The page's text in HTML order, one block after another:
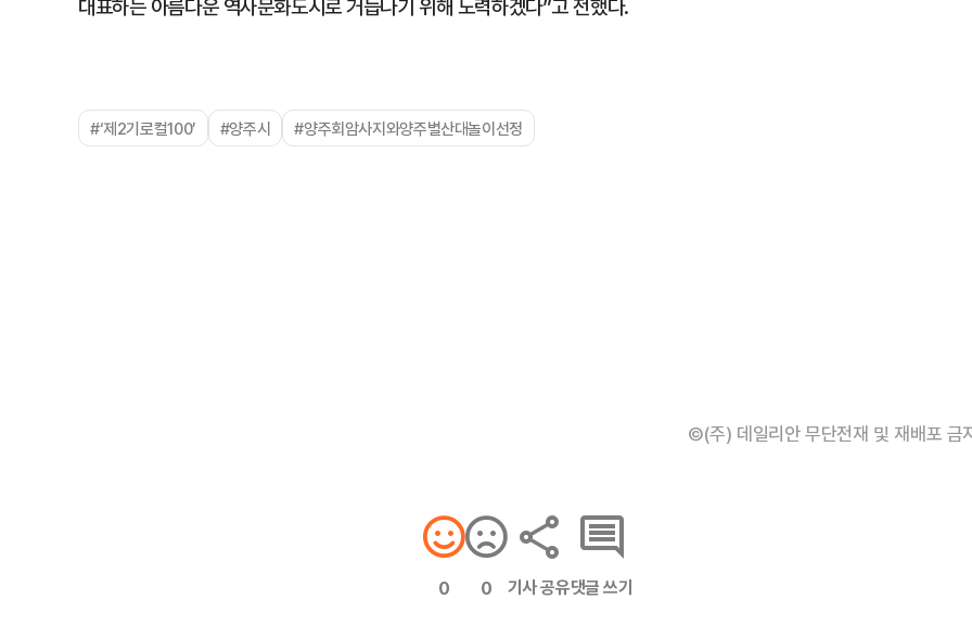
대표하는 아름다운 역사문화도시로 거듭나기 위해 노력하겠다”고 전했다.
#‘제2기로컬100’ #양주시 #양주회암사지와양주별산대놀이선정
©(주) 데일리안 무단전재 및 재배포 금
0 0 기사 공유댓글 쓰기